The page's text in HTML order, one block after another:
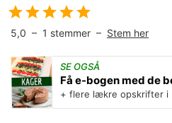
5,0 – 1 stemmer – Stem her
SE OGSÅ
Få e-bogen med de
+ flere lækre opskrifter i